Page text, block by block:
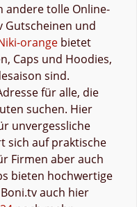
andere tolle Online-
Gutscheinen und
orange bietet
Caps und Hoodies,
sind.
für alle, die
suchen. Hier
unvergessliche
sich auf praktische
Firmen aber auch
bieten hochwertige
auch hier